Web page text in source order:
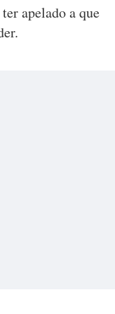
apelado a que